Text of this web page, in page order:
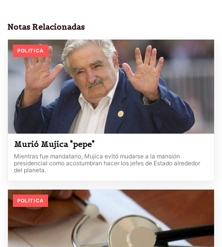
Notas Relacionadas
POLITICA
Murió Mujica "pepe"
Mientras fue mandatario, Mujica evitó mudarse a la mansión
presidencial como acostumbran hacer los jefes de Estado alrededor
del planeta.
POLITICA